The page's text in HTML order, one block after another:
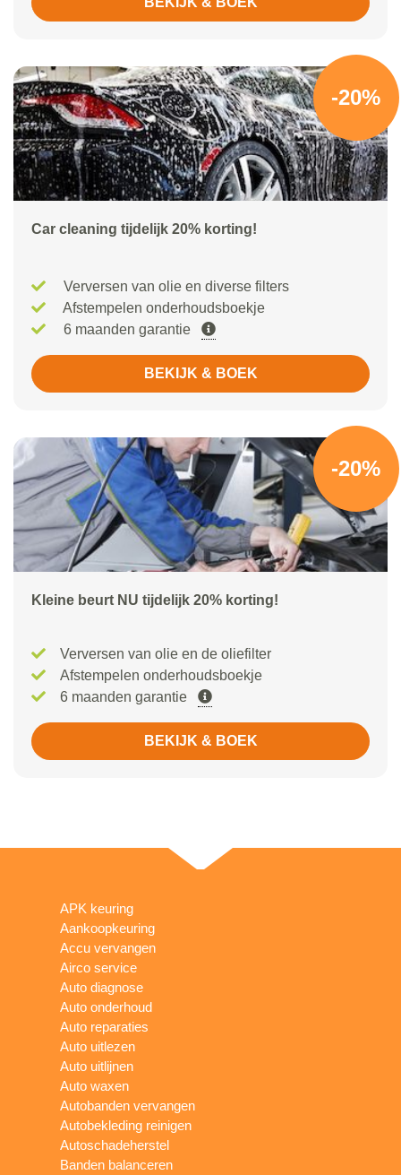
-20%
Car cleaning tijdelijk 20% korting!
Verversen van olie en diverse filters
Afstempelen onderhoudsboekje
6 maanden garantie
BEKIJK & BOEK
-20%
Kleine beurt NU tijdelijk 20% korting!
Verversen van olie en de oliefilter
Afstempelen onderhoudsboekje
6 maanden garantie
BEKIJK & BOEK
APK keuring
Aankoopkeuring
Accu vervangen
Airco service
Auto diagnose
Auto onderhoud
Auto reparaties
Auto uitlezen
Auto uitlijnen
Auto waxen
Autobanden vervangen
Autobekleding reinigen
Autoschadeherstel
Banden balanceren